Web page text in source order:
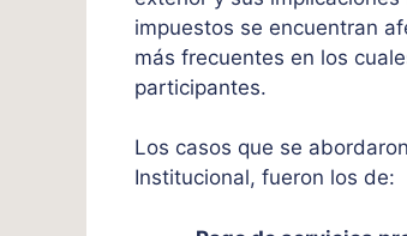
impuestos se encuentran
más frecuentes en los
participantes.
Los casos que se
Institucional, fueron los de: